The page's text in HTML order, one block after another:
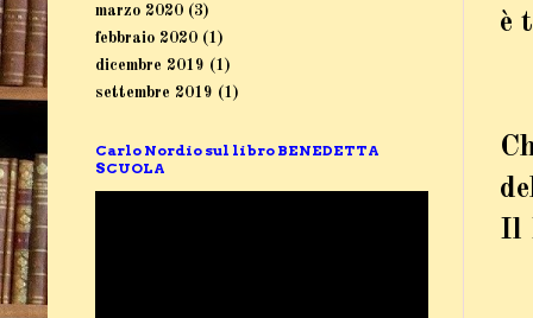
è
Il
marzo 2020 (3)
febbraio 2020 (1)
dicembre 2019 (1)
settembre 2019 (1)
Carlo Nordio sul libro BENEDETTA
SCUOLA